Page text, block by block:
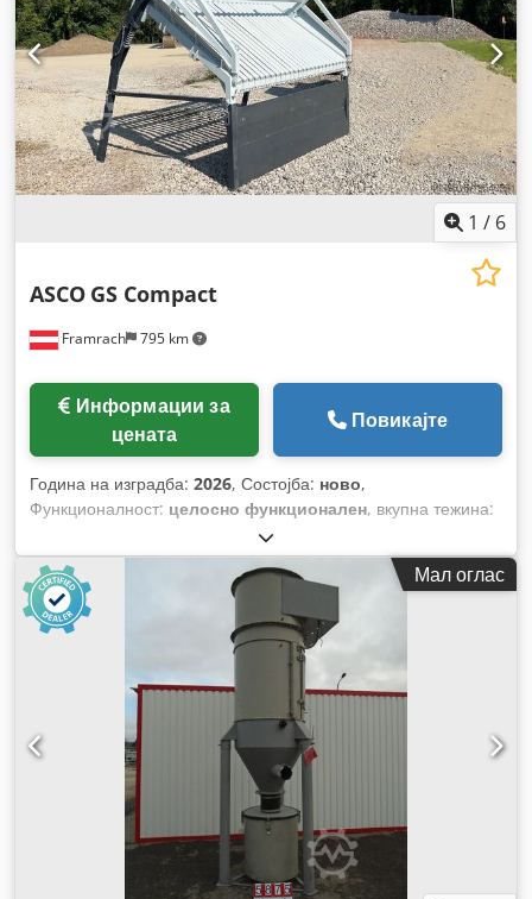
1 / 6
Framrach 795 km
ASCO GS Compact
цената
Повикајте
Година на изградба: 2026, Состојба: ново,
Функционалност: целосно функционален, вкупна тежина:
2.850 мм
мм, вкупна висина:2.710 мм,
Мал оглас